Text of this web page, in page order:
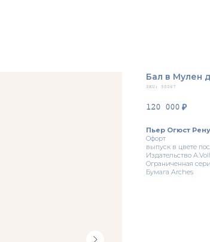
Бал в Мулен
SKU: 50067
120 000 ₽
Пьер Огюст
Офорт
выпуск в цвете
Издатeльcтвo
Oгрaниченнaя
Бумага Archеs